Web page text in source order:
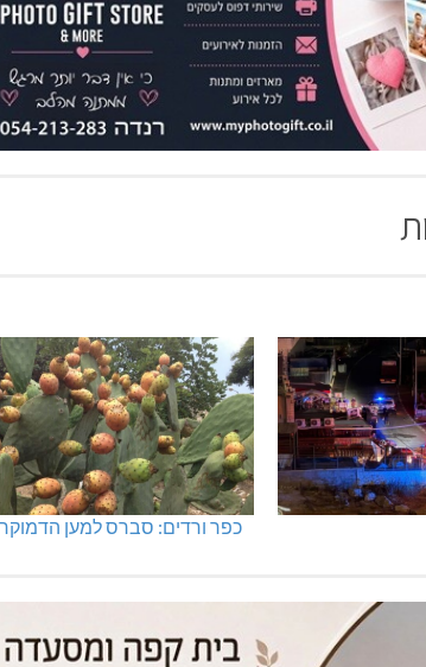
כפר ורדים: סברס למען